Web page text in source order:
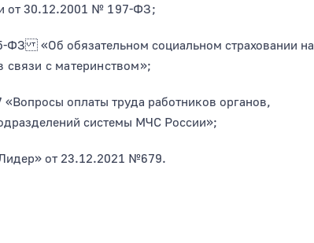
от 30.12.2001 № 197-ФЗ;
«Об обязательном социальном страховании на
связи с материнством»;
оплаты труда работников органов,
системы МЧС России»;
от 23.12.2021 №679.